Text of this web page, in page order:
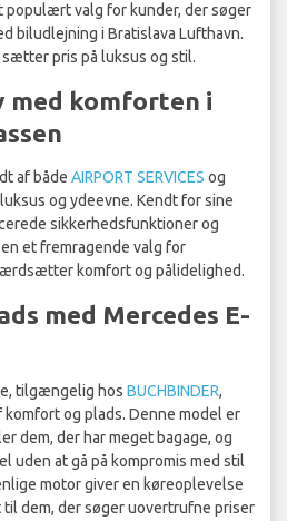
populært valg for kunder, der søger
biludlejning i Bratislava Lufthavn.
pris på luksus og stil.
med komforten i
af både AIRPORT SERVICES og
og ydeevne. Kendt for sine
sikkerhedsfunktioner og
et fremragende valg for
komfort og pålidelighed.
med Mercedes E-
tilgængelig hos BUCHBINDER,
og plads. Denne model er
dem, der har meget bagage, og
uden at gå på kompromis med stil
motor giver en køreoplevelse
dem, der søger uovertrufne priser